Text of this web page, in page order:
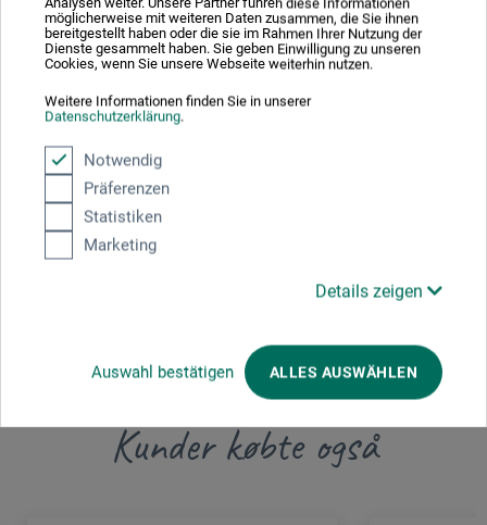
möglicherweise mit weiteren Daten zusammen, die Sie ihnen
bereitgestellt haben oder die sie im Rahmen Ihrer Nutzung der
Dienste gesammelt haben. Sie geben Einwilligung zu unseren
Cookies, wenn Sie unsere Webseite weiterhin nutzen.
Weitere Informationen finden Sie in unserer
Datenschutzerklärung.
Notwendig
Präferenzen
Statistiken
Marketing
Details zeigen
Auswahl bestätigen ALLES AUSWÄHLEN
Producent-kontakt
Her finder du producentens kontaktoplysninger for dette
Schneider Schreibgeräte GmbH
Tennenbronn
Schwarzenbach 9
78144 Schramberg
Kunder købte også